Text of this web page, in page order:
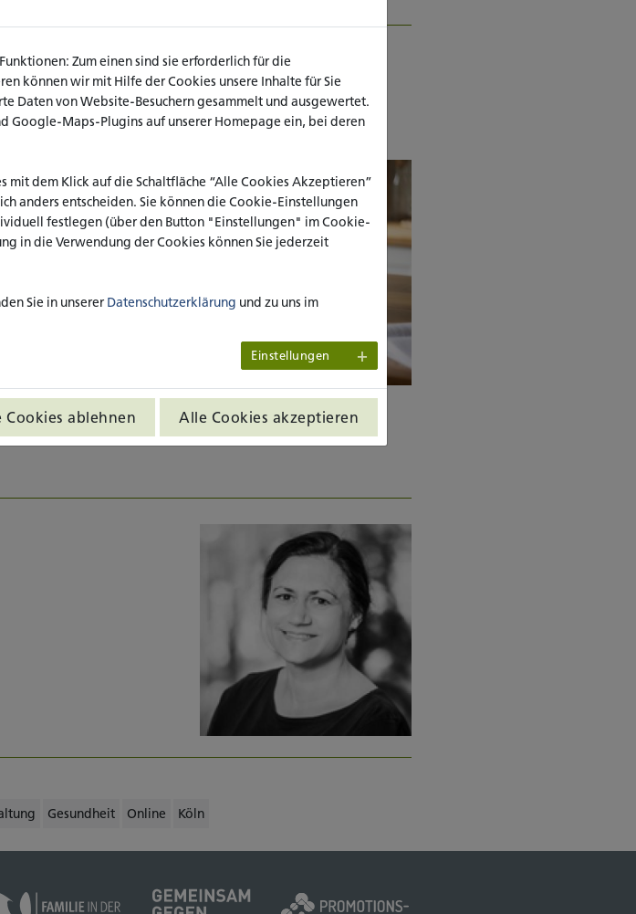
speichern
und
Gesundheit Online Köln
Zum einen sind sie erforderlich für die
können wir mit Hilfe der Cookies unsere Inhalte für Sie
Daten von Website-Besuchern gesammelt und ausgewertet.
Maps-Plugins auf unserer Homepage ein, bei deren
mit dem Klick auf die Schaltfläche “Alle Cookies Akzeptieren”
anders entscheiden. Sie können die Cookie-Einstellungen
festlegen (über den Button "Einstellungen" im Cookie-
in die Verwendung der Cookies können Sie jederzeit
Sie in unserer Datenschutzerklärung und zu uns im
Einstellungen
Cookies ablehnen Alle Cookies akzeptieren